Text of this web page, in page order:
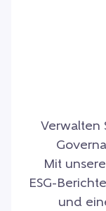
Verwalten
Mit
ESG-
und